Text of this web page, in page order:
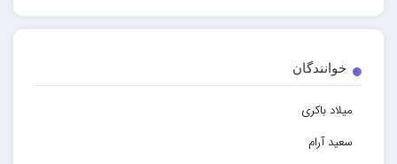
خوانندگان
میلاد باکری
سعید آرام